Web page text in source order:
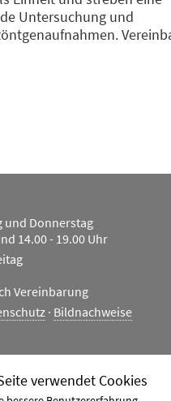
Untersuchung und
und Donnerstag
14.00 - 19.00 Uhr
Vereinbarung
· Bildnachweise
verwendet Cookies